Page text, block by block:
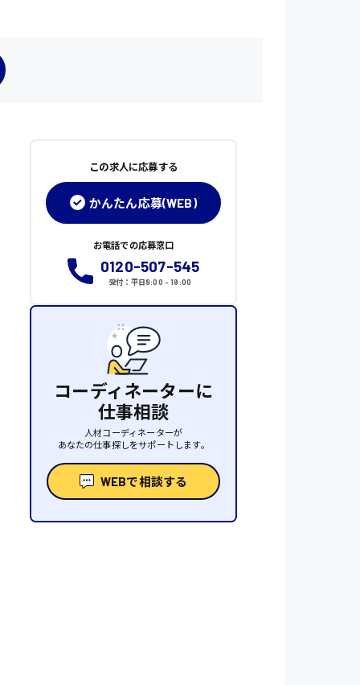
この求人に応募する
かんたん応募(WEB)
お電話での応募窓口
0120-507-545
受付：平日9:00 - 18:00
コーディネーターに
仕事相談
人材コーディネーターが
あなたの仕事探しをサポートします。
WEBで相談する